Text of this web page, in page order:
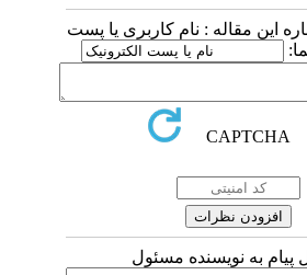
: نام کاربری یا پست
مسئول